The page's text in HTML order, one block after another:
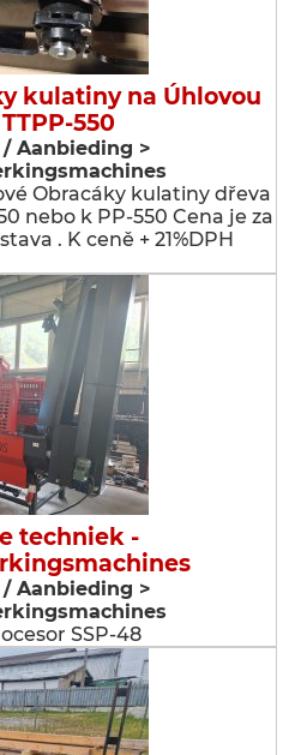
kulatiny na Úhlovou
550
Aanbieding >
Obracáky kulatiny dřeva
nebo k PP-550 Cena je za
. K ceně + 21%DPH
techniek -
Aanbieding >
SSP-48